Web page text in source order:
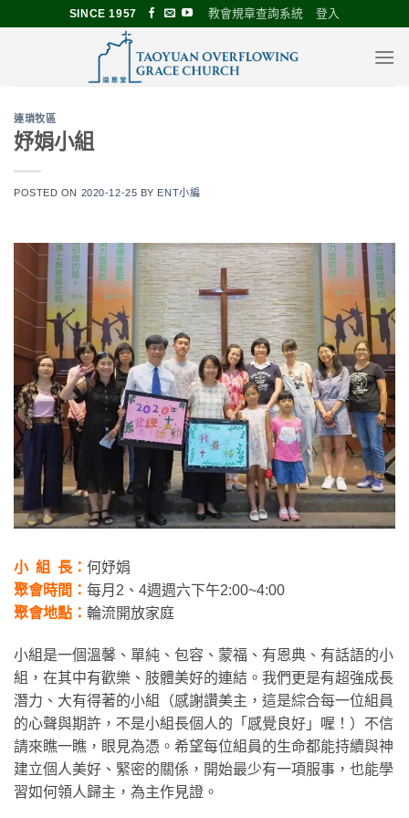
SINCE 1957 教會規章查詢系統 登入
連瑣牧區
妤娟小組
POSTED ON 2020-12-25 BY ENT小編
小 組 長： 何妤娟
聚會時間： 每月2、4週週六下午2:00~4:00
聚會地點： 輪流開放家庭
小組是一個溫馨、單純、包容、蒙福、有恩典、有話語的小
組，在其中有歡樂、肢體美好的連結。我們更是有超強成長
潛力、大有得著的小組（感謝讚美主，這是綜合每一位組員
的心聲與期許，不是小組長個人的「感覺良好」喔！）不信
請來瞧一瞧，眼見為憑。希望每位組員的生命都能持續與神
建立個人美好、緊密的關係，開始最少有一項服事，也能學
習如何領人歸主，為主作見證。